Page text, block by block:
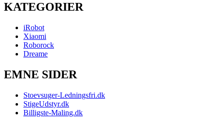
KATEGORIER
iRobot
Xiaomi
Roborock
Dreame
EMNE SIDER
Stoevsuger-Ledningsfri.dk
StigeUdstyr.dk
Billigste-Maling.dk